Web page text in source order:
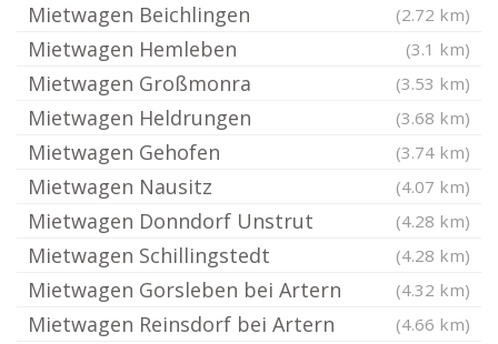
Mietwagen Beichlingen (2.72 km)
Mietwagen Hemleben (3.1 km)
Mietwagen Großmonra (3.53 km)
Mietwagen Heldrungen (3.68 km)
Mietwagen Gehofen (3.74 km)
Mietwagen Nausitz (4.07 km)
Mietwagen Donndorf Unstrut (4.28 km)
Mietwagen Schillingstedt (4.28 km)
Mietwagen Gorsleben bei Artern (4.32 km)
Mietwagen Reinsdorf bei Artern (4.66 km)